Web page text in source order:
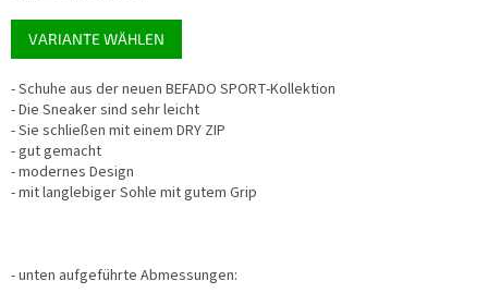
Verkaufspreis:
VARIANTE WÄHLEN
- Schuhe aus der neuen BEFADO SPORT-Kollektion
- Die Sneaker sind sehr leicht
- Sie schließen mit einem DRY ZIP
- gut gemacht
- modernes Design
- mit langlebiger Sohle mit gutem Grip
- unten aufgeführte Abmessungen: